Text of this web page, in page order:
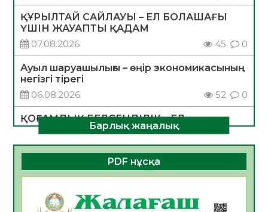
ҚҰРЫЛТАЙ САЙЛАУЫ – ЕЛ БОЛАШАҒЫ
ҮШІН ЖАУАПТЫ ҚАДАМ
07.08.2026
45 0
Ауыл шаруашылығы – өңір экономикасының
негізгі тірегі
06.08.2026
52 0
ҚОҒАМДЫҚ БЕЛСЕНДІЛІК – ЕЛ
ДАМУЫНЫҢ НЕГІЗІ
06.08.2026
50 0
ҚҰРЫЛТАЙ САЙЛАУЫ – БОЛАШАҚҚА
БАСТАР ЖАУАПТЫ ТАҢДАУ
06.08.2026
Барлық жаңалық
PDF нұсқа